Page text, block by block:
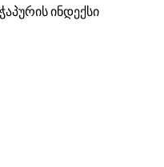
ინდექსი